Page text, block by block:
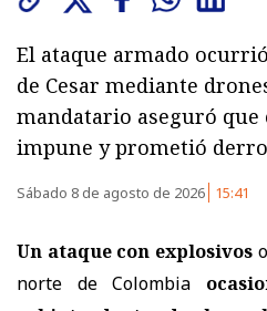
El ataque armado
de Cesar mediante
mandatario aseguró
impune y prometió
Sábado 8 de agosto de 2026 15:41
Un ataque con explosivos
norte de Colombia